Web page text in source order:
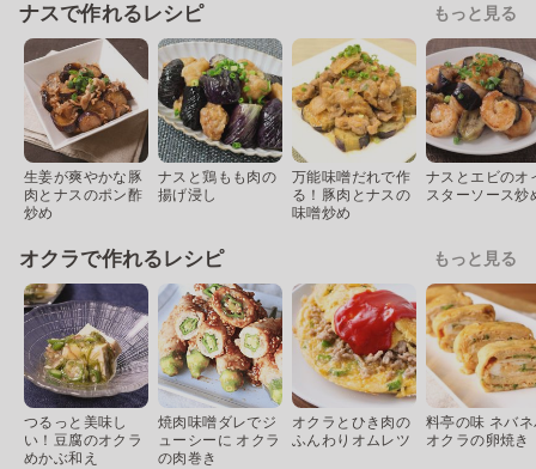
ナスで作れるレシピ もっと見る
生姜が爽やかな豚
肉とナスのポン酢
炒め
ナスと鶏もも肉の
揚げ浸し
万能味噌だれで作
る！豚肉とナスの
味噌炒め
ナスとエビのオ
スターソース炒
オクラで作れるレシピ もっと見る
つるっと美味し
い！豆腐のオクラ
めかぶ和え
焼肉味噌ダレでジ
ューシーに オクラ
の肉巻き
オクラとひき肉の
ふんわりオムレツ
料亭の味 ネバ
オクラの卵焼き